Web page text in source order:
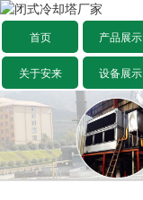
首页 产品展示
关于安来 设备展示